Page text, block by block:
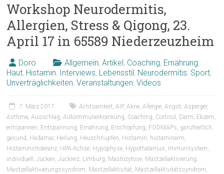
Workshop Neurodermitis,
Allergien, Stress & Qigong, 23.
April 17 in 65589 Niederzeuzheim
Doro Allgemein,Artikel , Coaching, Ernährung,
Haut, Histamin, Interviews, Lebensstil , Neurodermitis, Sport,
Unverträglichkeiten,Veranstaltungen,Videos
7. März 2017 Achtsamkeit,AIP,Akne,Allergie,Angst,Asperger,
Asthma,Ausschlag,Autoimmunerkrankung, Coaching, Cortisol , Darm, Ekzem,
entspannen, Entspannung, Ernährung, Erschöpfung, FODMAPs, ganzheitlich,
gesund , Hadamar, Heilung, Heuschnupfen, Histamin, histaminarm,
Histaminintoleranz, HPA-Achse, Hypophyse, Hypothalamus, Immunsystem,
individuell ,Jucken,Juckreiz, Limburg, Mastozytose, Mastzellaktivierung,
Mastzellaktivierungssyndrom, Mastzellaktivität, Mastzellaktivitätssyndrom,